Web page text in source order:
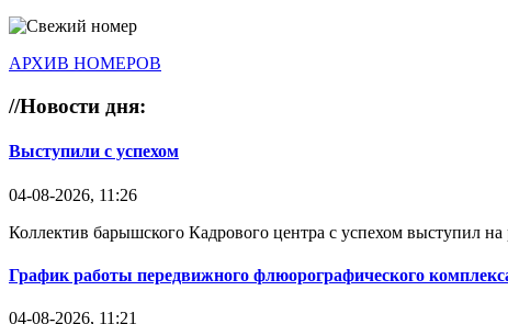
АРХИВ НОМЕРОВ
//Новости дня:
Выступили с успехом
04-08-2026, 11:26
Коллектив барышского Кадрового центра с успехом выступил
График работы передвижного флюорографического
04-08-2026, 11:21